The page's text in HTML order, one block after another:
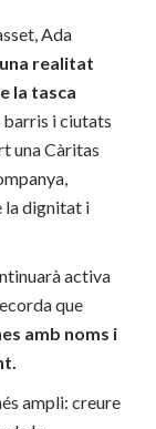
Ada
una realitat
la tasca
barris i ciutats
una Càritas
la dignitat i
activa
que
amb noms i
ampli: creure